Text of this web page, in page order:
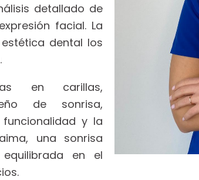
detallado de
facial. La
dental los
en carillas,
de sonrisa,
y la
una sonrisa
en el